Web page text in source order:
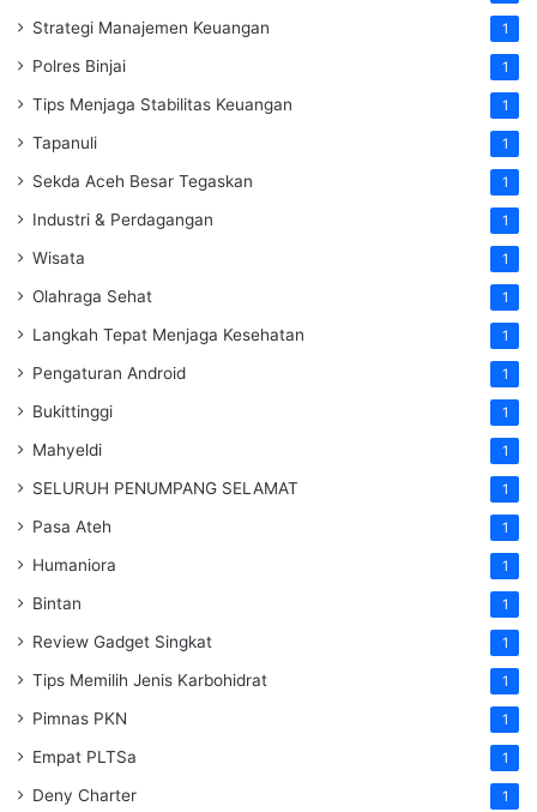
Strategi Manajemen Keuangan 1
Polres Binjai 1
Tips Menjaga Stabilitas Keuangan 1
Tapanuli 1
Sekda Aceh Besar Tegaskan 1
Industri & Perdagangan 1
Wisata 1
Olahraga Sehat 1
Langkah Tepat Menjaga Kesehatan 1
Pengaturan Android 1
Bukittinggi 1
Mahyeldi 1
SELURUH PENUMPANG SELAMAT 1
Pasa Ateh 1
Humaniora 1
Bintan 1
Review Gadget Singkat 1
Tips Memilih Jenis Karbohidrat 1
Pimnas PKN 1
Empat PLTSa 1
Deny Charter 1